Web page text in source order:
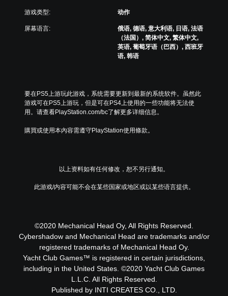
游戏类型: 动作
屏幕语言:
俄语, 德语, 意大利语, 日语, 法语
（法国）, 简体中文, 繁体中文,
英语, 葡萄牙语（巴西）, 西班牙
语, 韩语
要在PS5上游玩此游戏，系统需要更新到最新的系统软件。虽然此
游戏可在PS5上游玩，但是可在PS4上使用的一些功能将无法使
用。请查看PlayStation.com/bc了解更多详细信息。
購買或使用本內容需遵守PlayStation使用條款。
以上资料如有任何修改，恕不另行通知。
此游戏/内容可能不会在某些国家或地区或以某些语言提供。
©2020 Mechanical Head Oy, All Rights Reserved.
Cybershadow and Mechanical Head are trademarks and/or
registered trademarks of Mechanical Head Oy.
Yacht Club Games™ is registered in certain jurisdictions,
including in the United States. ©2020 Yacht Club Games
L.L.C. All Rights Reserved.
Published by INTI CREATES CO., LTD.